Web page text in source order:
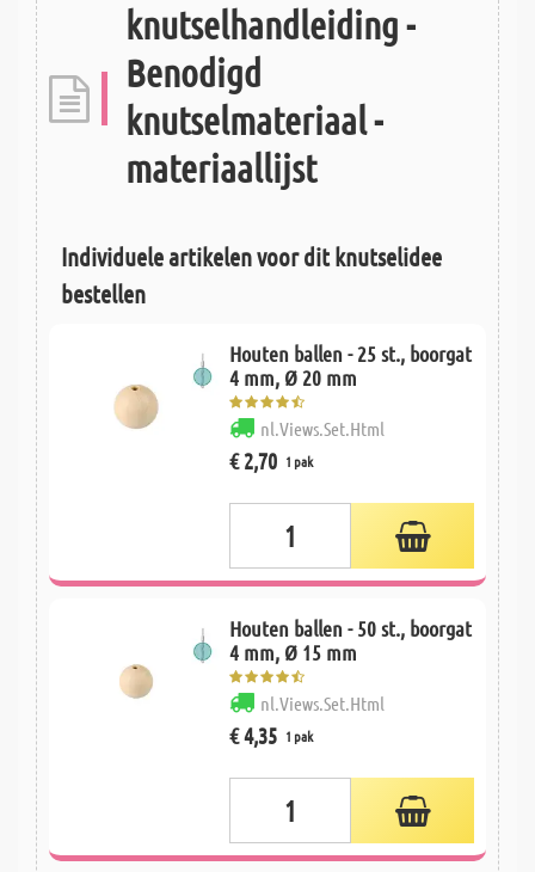
knutselhandleiding -
Benodigd
knutselmateriaal -
materiaallijst
Individuele artikelen voor dit knutselidee
bestellen
Houten ballen - 25 st., boorgat
4 mm, Ø 20 mm
nl.Views.Set.Html
€ 2,70 1 pak
Houten ballen - 50 st., boorgat
4 mm, Ø 15 mm
nl.Views.Set.Html
€ 4,35 1 pak